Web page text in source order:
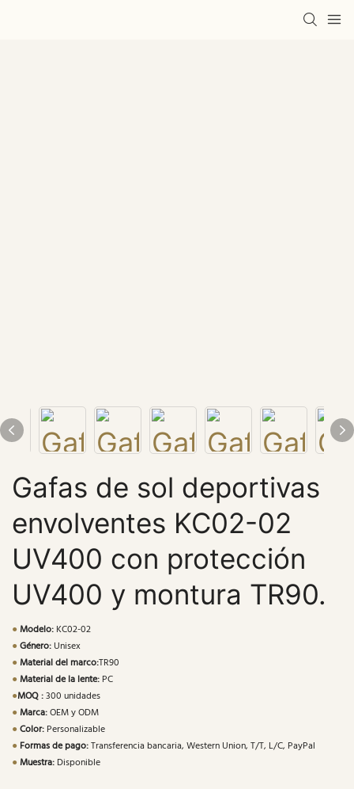
Gafas de sol deportivas
envolventes KC02-02
UV400 con protección
UV400 y montura TR90.
●Modelo: KC02-02
●Género: Unisex
●Material del marco:TR90
●Material de la lente: PC
●MOQ :300 unidades
●Marca:OEM y ODM
●Color: Personalizable
● Formas de pago:Transferencia bancaria, Western Union, T/T, L/C, PayPal
●Muestra: Disponible